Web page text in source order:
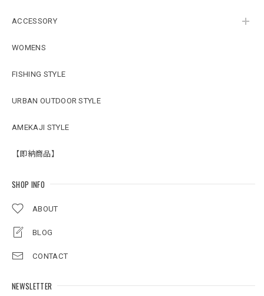
ACCESSORY
WOMENS
FISHING STYLE
URBAN OUTDOOR STYLE
AMEKAJI STYLE
【即納商品】
SHOP INFO
ABOUT
BLOG
CONTACT
NEWSLETTER